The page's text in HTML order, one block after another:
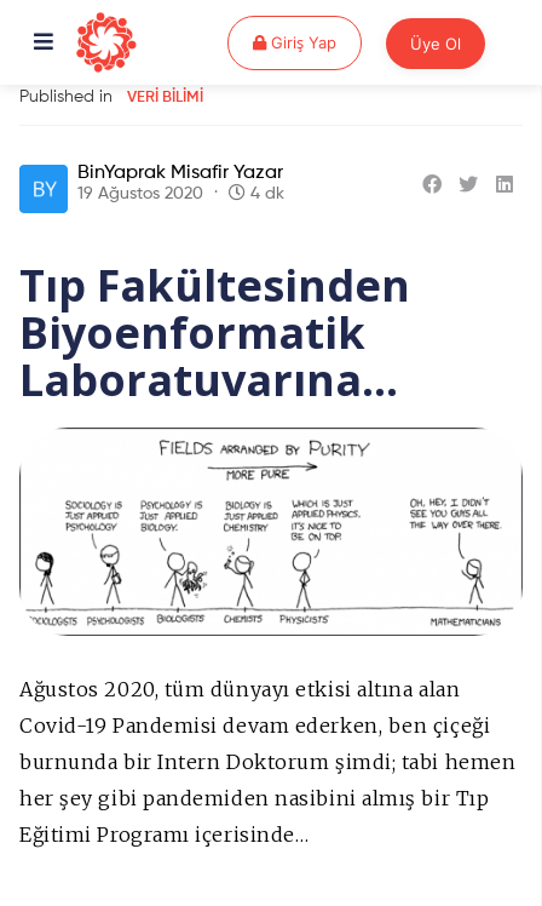
Giriş YapGiriş Yap Üye Ol
Published in VERI BILIMI
BinYaprak Misafir Yazar
19 Ağustos 2020 4 dk
Tıp Fakültesinden
Biyoenformatik
Laboratuvarına…
Ağustos 2020, tüm dünyayı etkisi altına alan
Covid-19 Pandemisi devam ederken, ben çiçeği
burnunda bir Intern Doktorum şimdi; tabi hemen
her şey gibi pandemiden nasibini almış bir Tıp
Eğitimi Programı içerisinde…